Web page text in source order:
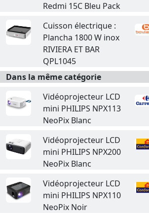
Redmi 15C Bleu Pack
Cuisson électrique :
Plancha 1800 W inox
RIVIERA ET BAR
QPL1045
Dans la même catégorie
Vidéoprojecteur LCD
mini PHILIPS NPX113
NeoPix Blanc
Vidéoprojecteur LCD
mini PHILIPS NPX200
NeoPix Blanc
Vidéoprojecteur LCD
mini PHILIPS NPX110
NeoPix Noir